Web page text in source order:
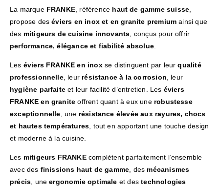
La marque FRANKE , référence haut de gamme suisse
propose deséviers en inox et en granite premium ainsi que
des mitigeurs de cuisine innovants , conçus pour offrir
performance, élégance et fiabilité absolue.
Les éviers FRANKE en inoxse distinguent par leurqualité
professionnelle, leur résistance à la corrosion , leur
hygiène parfaite et leur facilité d’entretien. Les éviers
FRANKE en granite offrent quant à eux une robustesse
exceptionnelle , une résistance élevée aux rayures, chocs
et hautes températures , tout en apportant une touche design
et moderne à la cuisine.
Les mitigeurs FRANKEcomplètent parfaitement l’ensemble
avec des finissions haut de gamme , des mécanismes
précis , uneergonomie optimale et destechnologies